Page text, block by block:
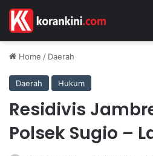
Home / Daerah
Daerah Hukum
Residivis
Polsek Sugio –